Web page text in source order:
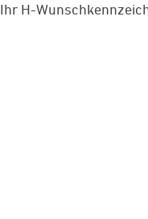
H-